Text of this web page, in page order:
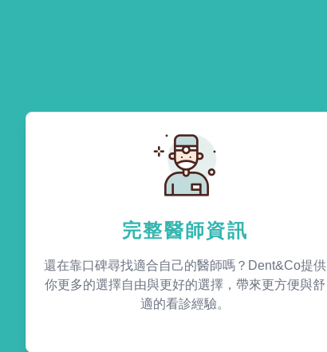
完整醫師資訊
還在靠口碑尋找適合自己的醫師嗎？Dent&Co提供
你更多的選擇自由與更好的選擇，帶來更方便與舒
適的看診經驗。